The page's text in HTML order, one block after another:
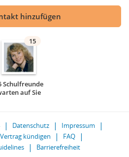
hinzufügen
15
Schulfreunde
auf Sie
Datenschutz
Impressum
Vertrag kündigen
FAQ
Barrierefreiheit